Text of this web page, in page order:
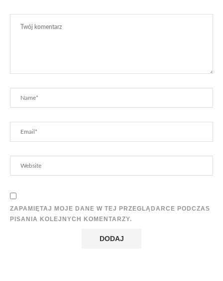
ZAPAMIĘTAJ MOJE DANE W TEJ PRZEGLĄDARCE PODCZAS
PISANIA KOLEJNYCH KOMENTARZY.